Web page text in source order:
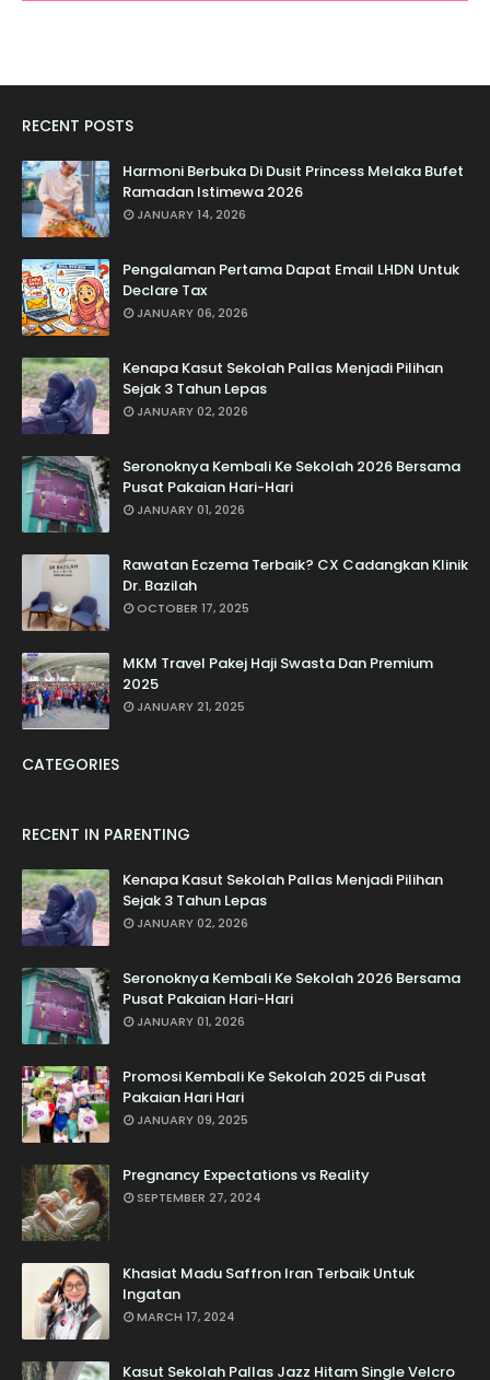
RECENT POSTS
Harmoni Berbuka Di Dusit Princess Melaka Bufet
Ramadan Istimewa 2026
JANUARY 14, 2026
Pengalaman Pertama Dapat Email LHDN Untuk
Declare Tax
JANUARY 06, 2026
Kenapa Kasut Sekolah Pallas Menjadi Pilihan
Sejak 3 Tahun Lepas
JANUARY 02, 2026
Seronoknya Kembali Ke Sekolah 2026 Bersama
Pusat Pakaian Hari-Hari
JANUARY 01, 2026
Rawatan Eczema Terbaik? CX Cadangkan Klinik
Dr. Bazilah
OCTOBER 17, 2025
MKM Travel Pakej Haji Swasta Dan Premium
2025
JANUARY 21, 2025
CATEGORIES
RECENT IN PARENTING
Kenapa Kasut Sekolah Pallas Menjadi Pilihan
Sejak 3 Tahun Lepas
JANUARY 02, 2026
Seronoknya Kembali Ke Sekolah 2026 Bersama
Pusat Pakaian Hari-Hari
JANUARY 01, 2026
Promosi Kembali Ke Sekolah 2025 di Pusat
Pakaian Hari Hari
JANUARY 09, 2025
Pregnancy Expectations vs Reality
SEPTEMBER 27, 2024
Khasiat Madu Saffron Iran Terbaik Untuk
Ingatan
MARCH 17, 2024
Kasut Sekolah Pallas Jazz Hitam Single Velcro